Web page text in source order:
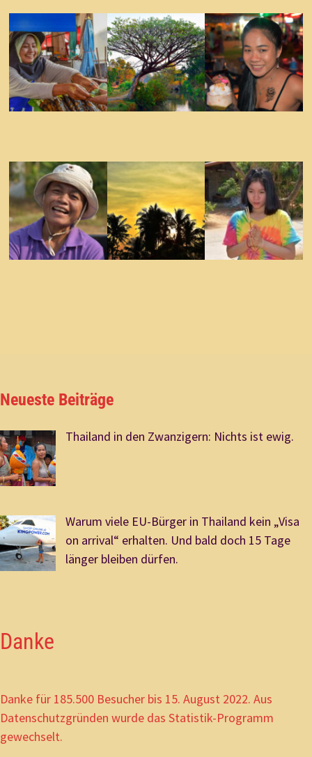
Neueste Beiträge
Thailand in den Zwanzigern: Nichts ist ewig.
Warum viele EU-Bürger in Thailand kein „Visa
on arrival“ erhalten. Und bald doch 15 Tage
länger bleiben dürfen.
Danke
Danke für 185.500 Besucher bis 15. August 2022. Aus
Datenschutzgründen wurde das Statistik-Programm
gewechselt.